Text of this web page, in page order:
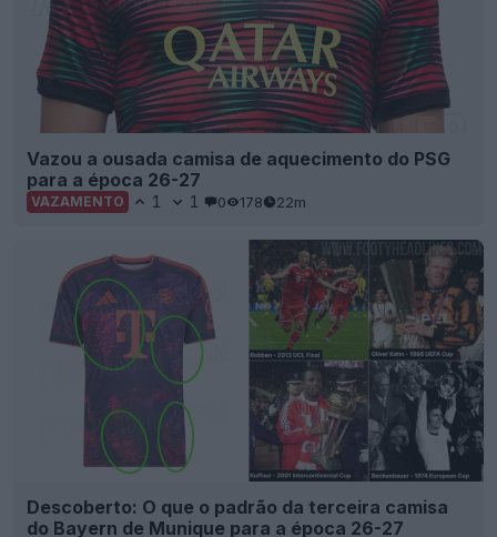
Vazou a ousada camisa de aquecimento do PSG
para a época 26-27
VAZAMENTO 1 1 0 178 22m
Descoberto: O que o padrão da terceira camisa
do Bayern de Munique para a época 26-27